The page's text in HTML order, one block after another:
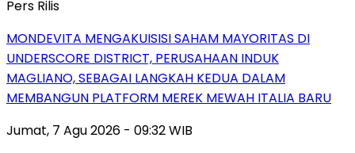
Pers Rilis
MONDEVITA MENGAKUISISI SAHAM MAYORITAS DI
UNDERSCORE DISTRICT, PERUSAHAAN INDUK
MAGLIANO, SEBAGAI LANGKAH KEDUA DALAM
MEMBANGUN PLATFORM MEREK MEWAH ITALIA BARU
Jumat, 7 Agu 2026 - 09:32 WIB